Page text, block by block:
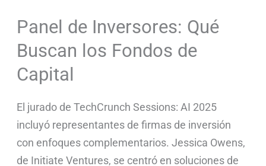
Panel de Inversores: Qué
Buscan los Fondos de
Capital
El jurado de TechCrunch Sessions: AI 2025
incluyó representantes de firmas de inversión
con enfoques complementarios. Jessica Owens,
de Initiate Ventures, se centró en soluciones de